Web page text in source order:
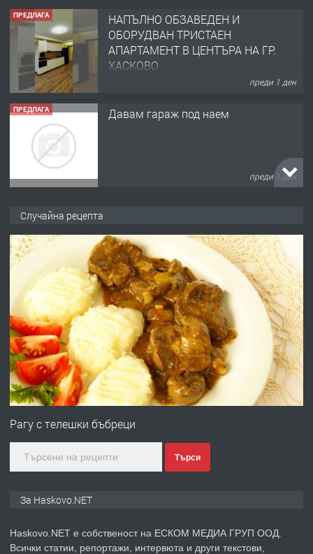
ПРЕДЛАГА
НАПЪЛНО ОБЗАВЕДЕН И
ОБОРУДВАН ТРИСТАЕН
АПАРТАМЕНТ В ЦЕНТЪРА НА ГР.
ХАСКОВО
преди 1 ден
ПРЕДЛАГА Давам гараж под наем
преди 1 ден
градската градина!
преди 1 ден
ПРЕДЛАГА
ПРОСТОРЕН ТРИСТАЕН
АПАРТАМЕНТ В НОВА СГРАДА КВ.
КУБА
преди 2 дни
ПРЕДЛАГА
Продавам парцел в гр. Хасково кв.
асфалт 0889 537 426
Случайна рецепта
Рагу с телешки бъбреци
Търси
За Haskovo.NET
Haskovo.NET е собственост на ЕСКОМ МЕДИА ГРУП ООД.
Всички статии, репортажи, интервюта и други текстови,